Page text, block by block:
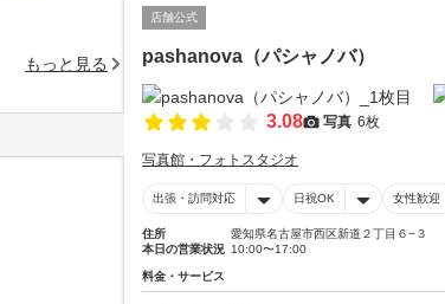
店舗公式
pashanova（パシャノバ）
3.08 写真 6枚
写真館・フォトスタジオ
出張・訪問対応 日祝OK 女性歓迎
住所
愛知県名古屋市西区新道２丁目６−３
本日の営業状況 10:00〜17:00
料金・サービス
もっと見る